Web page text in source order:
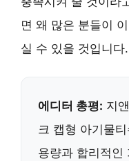
면 왜 많은 분들이
실 수 있을 것입니다.
에디터 총평: 지
크 캡형 아기물
용량과 합리적인